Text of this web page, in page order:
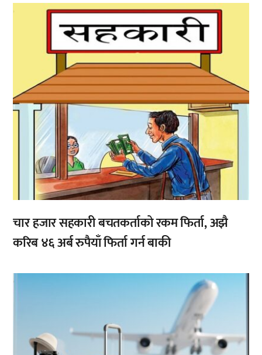
,
चार हजार सहकारी बचतकर्ताको रकम फिर्ता, अझै
करिब ४६ अर्ब रुपैयाँ फिर्ता गर्न बाकी
,